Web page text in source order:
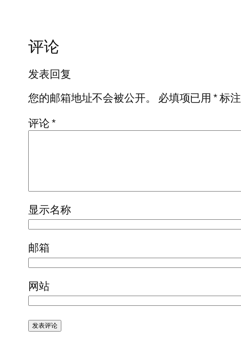
评论
发表回复
您的邮箱地址不会被公开。
必填项已用*标注
评论*
显示名称
邮箱
网站